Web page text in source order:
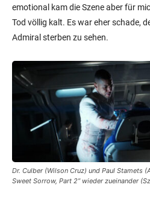
emotional kam die Szene aber für
Tod völlig kalt. Es war eher schade,
Admiral sterben zu sehen.
Dr. Culber (Wilson Cruz) und Paul Stamets
Sweet Sorrow, Part 2” wieder zueinander